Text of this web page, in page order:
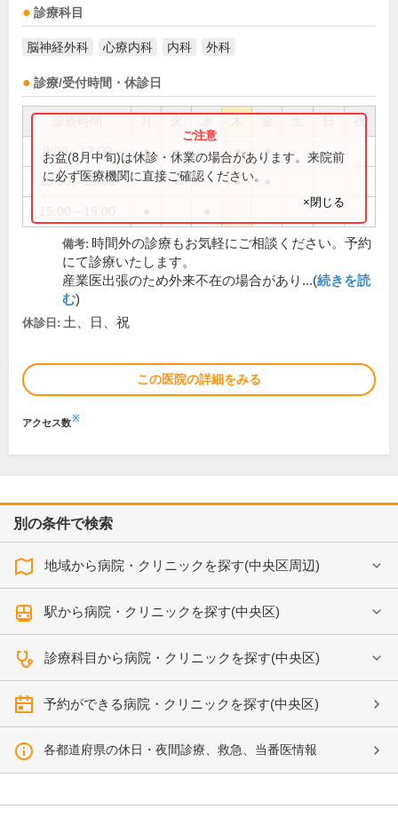
診療科目
脳神経外科 心療内科 内科 外科
診療/受付時間・休診日
祝
9:30～13:00 ● ● ● ●
15:00～18:00 ● ●
お盆(8月中旬)は休診・休業の場合があります。来院前
に必ず医療機関に直接ご確認ください。
×閉じる
備考: 時間外の診療もお気軽にご相談ください。予約
にて診療いたします。
産業医出張のため外来不在の場合があり...(続きを読
む)
休診日: 土、日、祝
この医院の詳細をみる
アクセス数※
別の条件で検索
地域から病院・クリニックを探す(中央区周辺)
駅から病院・クリニックを探す(中央区)
診療科目から病院・クリニックを探す(中央区)
予約ができる病院・クリニックを探す(中央区)
各都道府県の休日・夜間診療、救急、当番医情報